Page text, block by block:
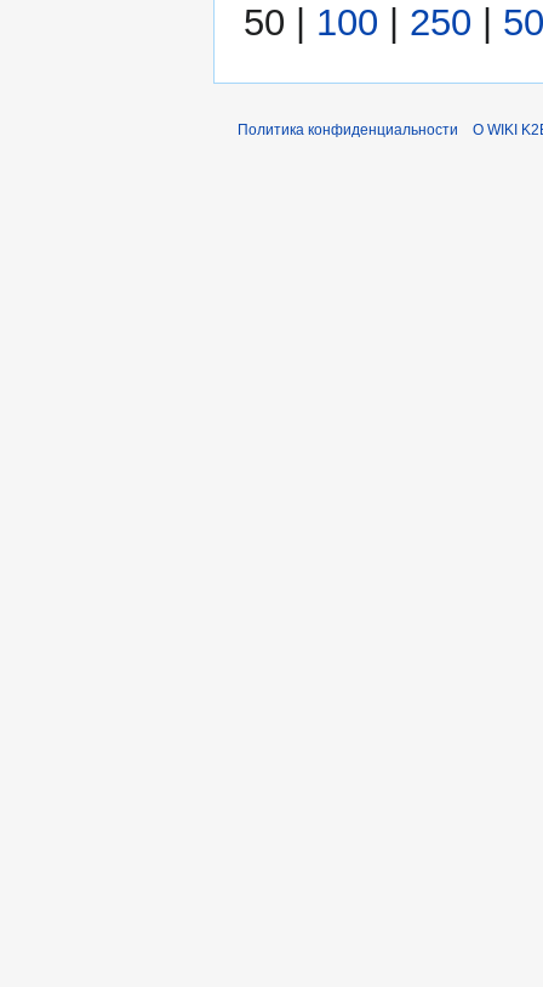
50
100 250
Политика конфиденциальности О WIKI